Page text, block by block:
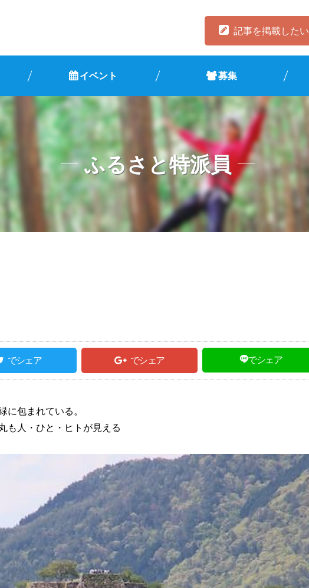
記事を掲載したい
イベント 募集
ふるさと特派員
でシェア でシェア でシェア
に包まれている。
も人・ひと・ヒトが見える